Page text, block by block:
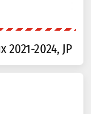
2024, JP